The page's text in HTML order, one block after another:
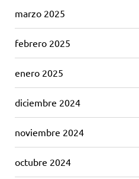
marzo 2025
febrero 2025
enero 2025
diciembre 2024
noviembre 2024
octubre 2024